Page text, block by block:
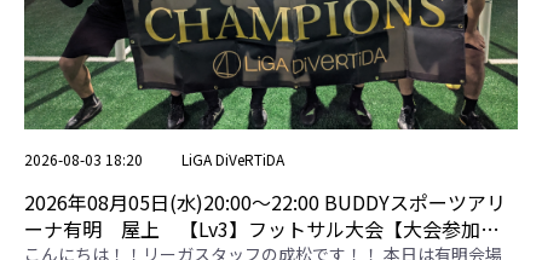
2026-08-03 18:20 LiGA DiVeRTiDA
2026年08月05日(水)20:00〜22:00 BUDDYスポーツアリ
ーナ有明 屋上 【Lv3】フットサル大会【大会参加者
こんにちは！！リーガスタッフの成松です！！ 本日は有明会場